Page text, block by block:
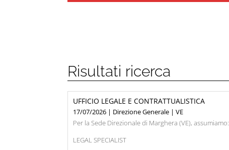
Risultati ricerca
UFFICIO LEGALE E CONTRATTUALISTICA
17/07/2026 | Direzione Generale | VE
Per la Sede Direzionale di Marghera (VE), assumiamo:
LEGAL SPECIALIST